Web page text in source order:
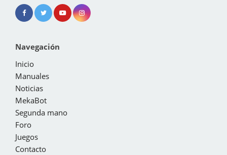
Navegación
Inicio
Manuales
Noticias
MekaBot
Segunda mano
Foro
Juegos
Contacto